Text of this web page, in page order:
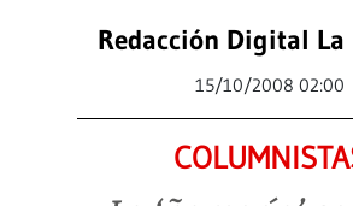
Redacción Digital
15/10/2008 02:00